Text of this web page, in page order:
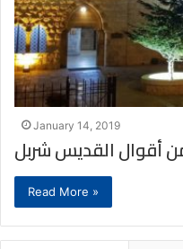
January 14, 2019
أقوال القديس شربل
Read More »